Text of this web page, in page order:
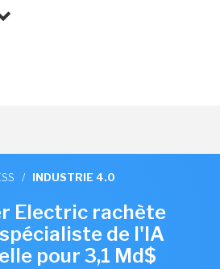
/ INDUSTRIE 4.0
Electric rachète
de l'IA
pour 3,1 Md$